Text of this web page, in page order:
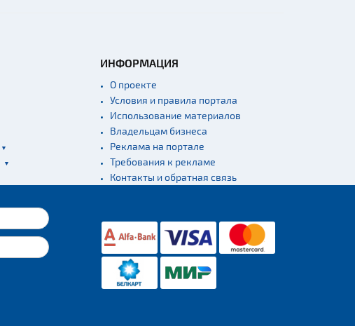
ИНФОРМАЦИЯ
О проекте
Условия и правила портала
Использование материалов
Владельцам бизнеса
Реклама на портале
Требования к рекламе
Контакты и обратная связь